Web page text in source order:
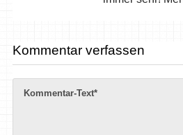
Kommentar verfassen